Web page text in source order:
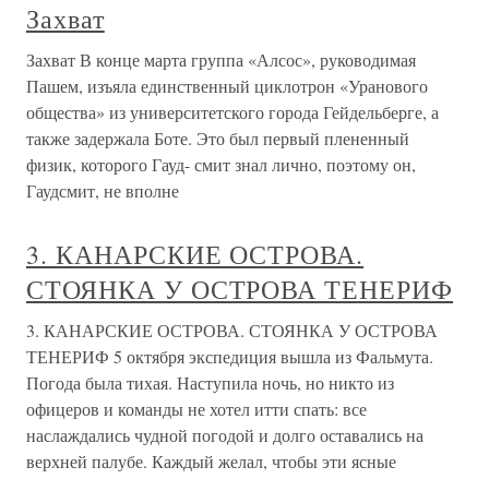
Захват
Захват В конце марта группа «Алсос», руководимая
Пашем, изъяла единственный циклотрон «Уранового
общества» из университетского города Гейдельберге, а
также задержала Боте. Это был первый плененный
физик, которого Гауд- смит знал лично, поэтому он,
Гаудсмит, не вполне
3. КАНАРСКИЕ ОСТРОВА.
СТОЯНКА У ОСТРОВА ТЕНЕРИФ
3. КАНАРСКИЕ ОСТРОВА. СТОЯНКА У ОСТРОВА
ТЕНЕРИФ 5 октября экспедиция вышла из Фальмута.
Погода была тихая. Наступила ночь, но никто из
офицеров и команды не хотел итти спать: все
наслаждались чудной погодой и долго оставались на
верхней палубе. Каждый желал, чтобы эти ясные